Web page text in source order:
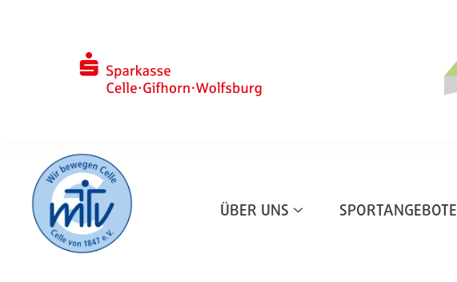
ÜBER UNS SPORTANGEBOTE